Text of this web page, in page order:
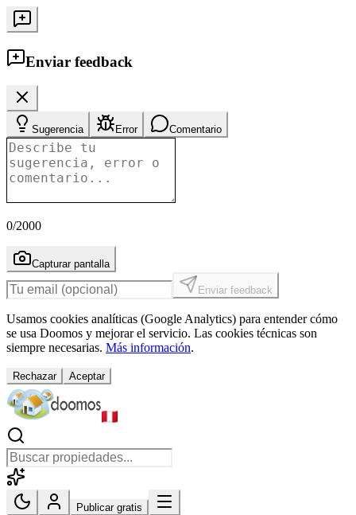
Enviar feedback
Sugerencia Error Comentario
0/2000
Capturar pantalla
Enviar feedback
Usamos cookies analíticas (Google Analytics) para entender cómo
se usa Doomos y mejorar el servicio. Las cookies técnicas son
siempre necesarias. Más información.
Rechazar Aceptar
Publicar gratis